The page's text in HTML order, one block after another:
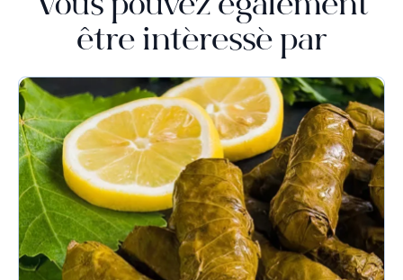
Vous pouvez également
être intéressé par